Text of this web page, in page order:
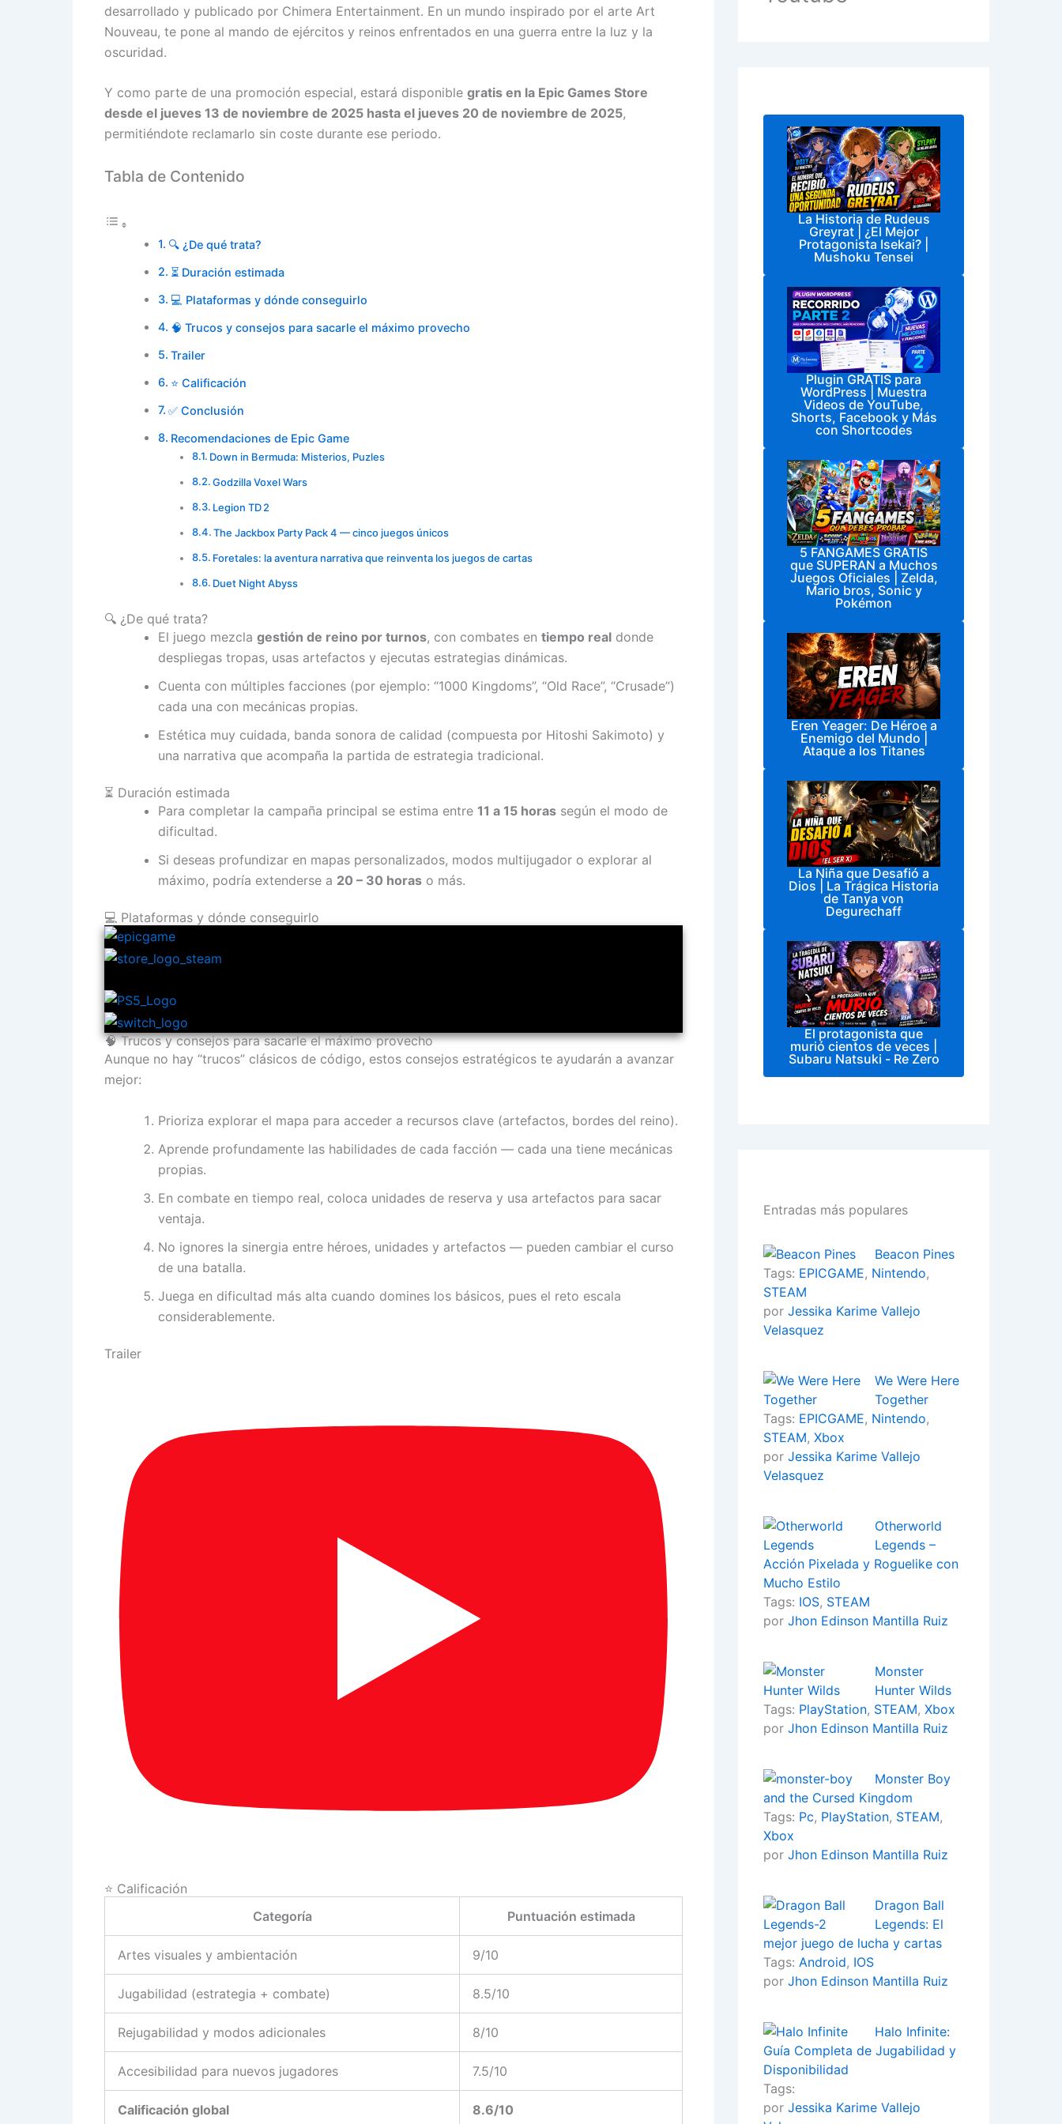
desarrollado y publicado por Chimera Entertainment. En un mundo inspirado por el arte Art
Nouveau, te pone al mando de ejércitos y reinos enfrentados en una guerra entre la luz y la
oscuridad.
Y como parte de una promoción especial, estará disponible gratis en la Epic Games Store
desde el jueves 13 de noviembre de 2025 hasta el jueves 20 de noviembre de 2025,
permitiéndote reclamarlo sin coste durante ese periodo.
Tabla de Contenido
🔍 ¿De qué trata?
⏳ Duración estimada
💻 Plataformas y dónde conseguirlo
🧠 Trucos y consejos para sacarle el máximo provecho
Trailer
⭐ Calificación
✅ Conclusión
Recomendaciones de Epic Game
Down in Bermuda: Misterios, Puzles
Godzilla Voxel Wars
Legion TD 2
The Jackbox Party Pack 4 — cinco juegos únicos
Foretales: la aventura narrativa que reinventa los juegos de cartas
Duet Night Abyss
🔍 ¿De qué trata?
El juego mezcla gestión de reino por turnos, con combates en tiempo real donde
despliegas tropas, usas artefactos y ejecutas estrategias dinámicas.
Cuenta con múltiples facciones (por ejemplo: “1000 Kingdoms”, “Old Race”, “Crusade”)
cada una con mecánicas propias.
Estética muy cuidada, banda sonora de calidad (compuesta por Hitoshi Sakimoto) y
una narrativa que acompaña la partida de estrategia tradicional.
⏳ Duración estimada
Para completar la campaña principal se estima entre 11 a 15 horas según el modo de
dificultad.
Si deseas profundizar en mapas personalizados, modos multijugador o explorar al
máximo, podría extenderse a 20 – 30 horas o más.
💻 Plataformas y dónde conseguirlo
🧠 Trucos y consejos para sacarle el máximo provecho
Aunque no hay “trucos” clásicos de código, estos consejos estratégicos te ayudarán a avanzar
mejor:
Prioriza explorar el mapa para acceder a recursos clave (artefactos, bordes del reino).
Aprende profundamente las habilidades de cada facción — cada una tiene mecánicas
propias.
En combate en tiempo real, coloca unidades de reserva y usa artefactos para sacar
ventaja.
No ignores la sinergia entre héroes, unidades y artefactos — pueden cambiar el curso
de una batalla.
Juega en dificultad más alta cuando domines los básicos, pues el reto escala
considerablemente.
Trailer
⭐ Calificación
Categoría
Puntuación estimada
Artes visuales y ambientación 9/10
Jugabilidad (estrategia + combate) 8.5/10
Rejugabilidad y modos adicionales 8/10
Accesibilidad para nuevos jugadores 7.5/10
Calificación global 8.6/10
La Historia de Rudeus
Greyrat | ¿El Mejor
Protagonista Isekai? |
Mushoku Tensei
Plugin GRATIS para
WordPress | Muestra
Videos de YouTube,
Shorts, Facebook y Más
con Shortcodes
5 FANGAMES GRATIS
que SUPERAN a Muchos
Juegos Oficiales | Zelda,
Mario bros, Sonic y
Pokémon
Eren Yeager: De Héroe a
Enemigo del Mundo |
Ataque a los Titanes
La Niña que Desafió a
Dios | La Trágica Historia
de Tanya von
Degurechaff
El protagonista que
murió cientos de veces |
Subaru Natsuki - Re Zero
Entradas más populares
Beacon Pines
Tags: EPICGAME, Nintendo,
STEAM
por Jessika Karime Vallejo
Velasquez
We Were Here
Together
Tags: EPICGAME, Nintendo,
STEAM, Xbox
por Jessika Karime Vallejo
Velasquez
Otherworld
Legends –
Acción Pixelada y Roguelike con
Mucho Estilo
Tags: IOS, STEAM
por Jhon Edinson Mantilla Ruiz
Monster
Hunter Wilds
Tags: PlayStation, STEAM, Xbox
por Jhon Edinson Mantilla Ruiz
Monster Boy
and the Cursed Kingdom
Tags: Pc, PlayStation, STEAM,
Xbox
por Jhon Edinson Mantilla Ruiz
Dragon Ball
Legends: El
mejor juego de lucha y cartas
Tags: Android, IOS
por Jhon Edinson Mantilla Ruiz
Halo Infinite:
Guía Completa de Jugabilidad y
Disponibilidad
Tags:
por Jessika Karime Vallejo